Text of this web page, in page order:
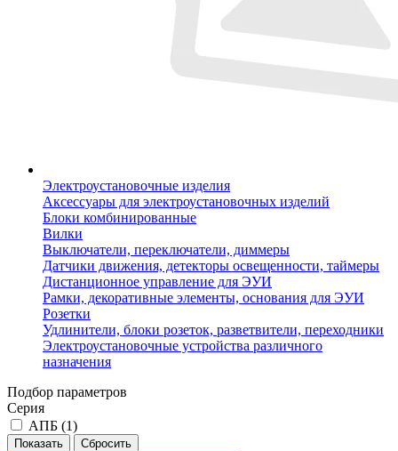
Электроустановочные изделия
Аксессуары для электроустановочных изделий
Блоки комбинированные
Вилки
Выключатели, переключатели, диммеры
Датчики движения, детекторы освещенности, таймеры
Дистанционное управление для ЭУИ
Рамки, декоративные элементы, основания для ЭУИ
Розетки
Удлинители, блоки розеток, разветвители, переходники
Электроустановочные устройства различного
назначения
Подбор параметров
Серия
АПБ (1)